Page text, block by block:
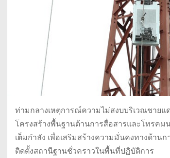
ท่ามกลางเหตุการณ์ความไม่สงบบริเวณชายแ
โครงสร้างพื้นฐานด้านการสื่อสารและโทรค
เต็มกำลัง เพื่อเสริมสร้างความมั่นคงทางด้า
ติดตั้งสถานีฐานชั่วคราวในพื้นที่ปฏิบัติการ